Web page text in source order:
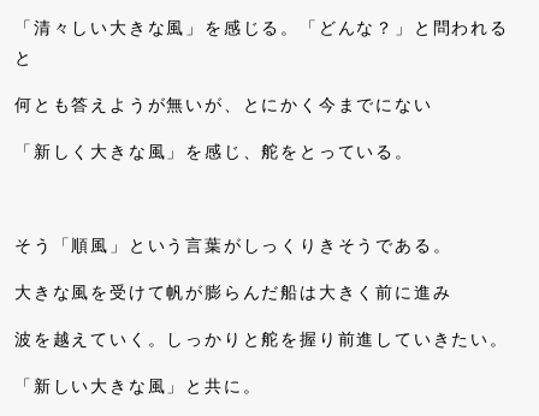
「清々しい大きな風」を感じる。「どんな？」と問われる
と
何とも答えようが無いが、とにかく今までにない
「新しく大きな風」を感じ、舵をとっている。
そう「順風」という言葉がしっくりきそうである。
大きな風を受けて帆が膨らんだ船は大きく前に進み
波を越えていく。しっかりと舵を握り前進していきたい。
「新しい大きな風」と共に。